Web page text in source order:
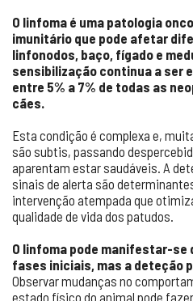
O linfoma é uma patologia
imunitário que pode afetar
linfonodos, baço, fígado e
sensibilização continua a ser
entre 5% a 7% de todas as
cães.
Esta condição é complexa e,
são subtis, passando
aparentam estar saudáveis. A
sinais de alerta são
intervenção atempada que
qualidade de vida dos patudos.
O linfoma pode manifestar-se
fases iniciais, mas a deteção
Observar mudanças no
estado físico do animal pode